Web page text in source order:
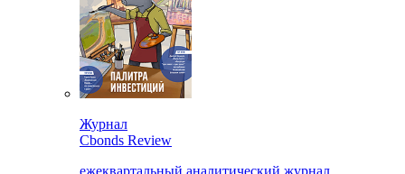
Журнал
Cbonds Review
ежеквартальный аналитический журнал